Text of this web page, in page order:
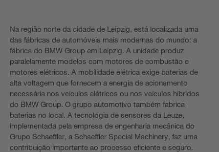
Na região norte da cidade de Leipzig, está localizada uma
das fábricas de automóveis mais modernas do mundo: a
fábrica do BMW Group em Leipzig. A unidade produz
paralelamente modelos com motores de combustão e
motores elétricos. A mobilidade elétrica exige baterias de
alta voltagem que fornecem a energia de acionamento
necessária nos veículos elétricos ou nos veículos híbridos
do BMW Group. O grupo automotivo também fabrica
baterias no local. A tecnologia de sensores da Leuze,
implementada pela empresa de engenharia mecânica do
Grupo Schaeffler, a Schaeffler Special Machinery, faz uma
contribuição importante ao processo eficiente e seguro.